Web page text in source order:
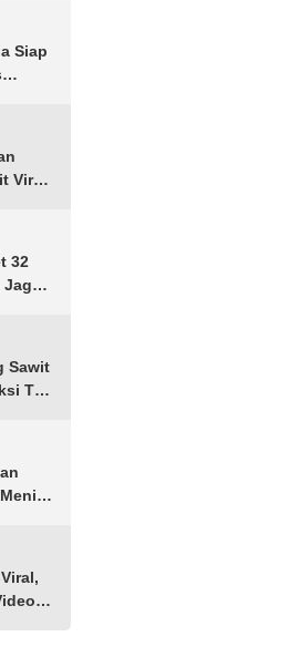
Siap
Viral,
32
Jaga
Sawit
Tak